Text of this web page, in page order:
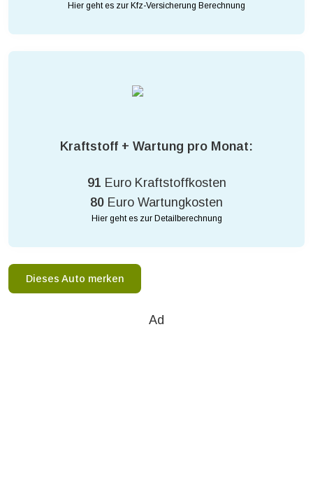
Hier geht es zur Kfz-Versicherung Berechnung
Kraftstoff + Wartung pro Monat:
91 Euro Kraftstoffkosten
80 Euro Wartungkosten
Hier geht es zur Detailberechnung
Dieses Auto merken
Ad